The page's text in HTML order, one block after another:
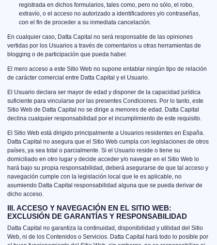
registrada en dichos formularios, tales como, pero no sólo, el robo,
extravío, o el acceso no autorizado a identificadores y/o contraseñas,
con el fin de proceder a su inmediata cancelación.
En cualquier caso, Datta Capital no será responsable de las opiniones
vertidas por los Usuarios a través de comentarios u otras herramientas de
blogging o de participación que pueda haber.
El mero acceso a este Sitio Web no supone entablar ningún tipo de relación
de carácter comercial entre Datta Capital y el Usuario.
El Usuario declara ser mayor de edad y disponer de la capacidad jurídica
suficiente para vincularse por las presentes Condiciones. Por lo tanto, este
Sitio Web de Datta Capital no se dirige a menores de edad. Datta Capital
declina cualquier responsabilidad por el incumplimiento de este requisito.
El Sitio Web está dirigido principalmente a Usuarios residentes en España.
Datta Capital no asegura que el Sitio Web cumpla con legislaciones de otros
países, ya sea total o parcialmente. Si el Usuario reside o tiene su
domiciliado en otro lugar y decide acceder y/o navegar en el Sitio Web lo
hará bajo su propia responsabilidad, deberá asegurarse de que tal acceso y
navegación cumple con la legislación local que le es aplicable, no
asumiendo Datta Capital responsabilidad alguna que se pueda derivar de
dicho acceso.
III. ACCESO Y NAVEGACIÓN EN EL SITIO WEB:
EXCLUSIÓN DE GARANTÍAS Y RESPONSABILIDAD
Datta Capital no garantiza la continuidad, disponibilidad y utilidad del Sitio
Web, ni de los Contenidos o Servicios. Datta Capital hará todo lo posible por